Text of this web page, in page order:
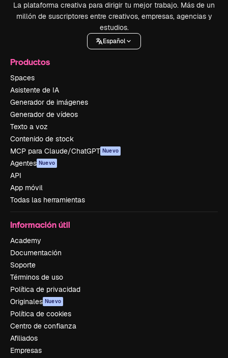
La plataforma creativa para dirigir tu mejor trabajo. Más de un
millón de suscriptores entre creativos, empresas, agencias y
estudios.
Español
Productos
Spaces
Asistente de IA
Generador de imágenes
Generador de vídeos
Texto a voz
Contenido de stock
MCP para Claude/ChatGPT Nuevo
Agentes Nuevo
API
App móvil
Todas las herramientas
Información útil
Academy
Documentación
Soporte
Términos de uso
Política de privacidad
Originales Nuevo
Política de cookies
Centro de confianza
Afiliados
Empresas